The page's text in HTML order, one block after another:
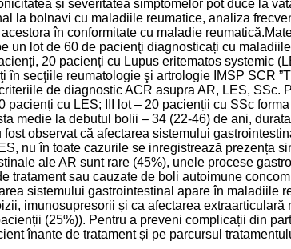
și severitatea simptomelor pot duce la
la bolnavi cu maladiile reumatice, analiza
în conformitate cu maladie
un lot de 60 de pacienţi diagnosticați cu
20 pacienți cu Lupus eritematos systemic
în secţiile reumatologie şi artrologie IMSP SCR
de diagnostic ACR asupra AR, LES, SSc.
pacienți cu LES; III lot – 20 pacienții cu SSc
medie la debutul bolii – 34 (22-46) de ani,
fost observat că afectarea sistemului
nu în toate cazurile se inregistrează prezența
ale AR sunt rare (45%), unele procese
tratament sau cauzate de boli autoimune
sistemului gastrointestinal apare în maladiile
imunosupresorii și ca afectarea
(25%)). Pentru a preveni complicații din
înante de tratament și pe parcursul